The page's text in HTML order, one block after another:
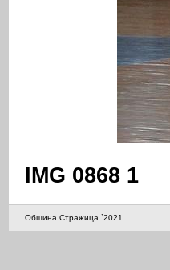
IMG 0868 1
Община Стражица `2021